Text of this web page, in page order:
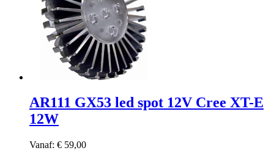
AR111 GX53 led spot 12V Cree XT-E
12W
Vanaf: € 59,00